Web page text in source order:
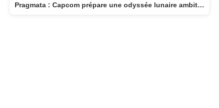
Pragmata : Capcom prépare une odyssée lunaire ambitieuse pour avril 2026